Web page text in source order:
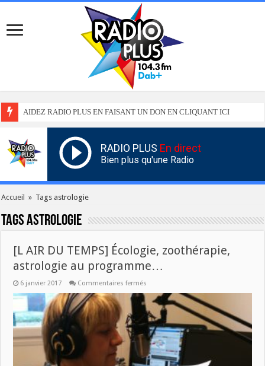
AIDEZ RADIO PLUS EN FAISANT UN DON EN CLIQUANT ICI
RADIO PLUS En direct
Bien plus qu'une Radio
Accueil » Tags astrologie
Tagsastrologie
[L AIR DU TEMPS] Écologie, zoothérapie,
astrologie au programme…
6 janvier 2017 Commentaires fermés
AIR
DU
TEMPS]
Écologie,
zoothérapie,
astrologie
au
programme…